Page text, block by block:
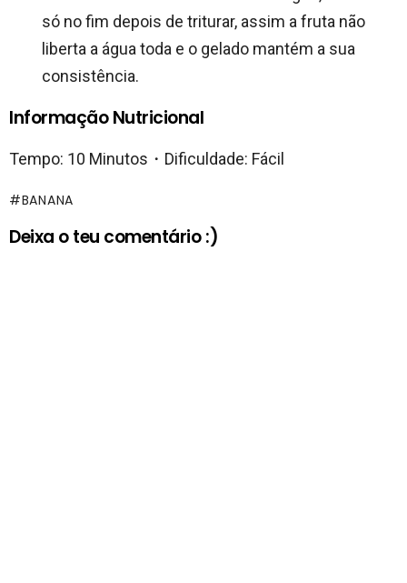
só no fim depois de triturar, assim a fruta não
liberta a água toda e o gelado mantém a sua
consistência.
Informação Nutricional
Tempo: 10 Minutos・Dificuldade: Fácil
BANANA
Deixa o teu comentário :)